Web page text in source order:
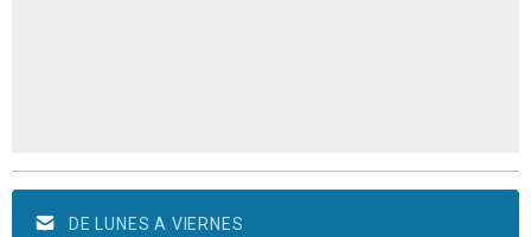
DE LUNES A VIERNES